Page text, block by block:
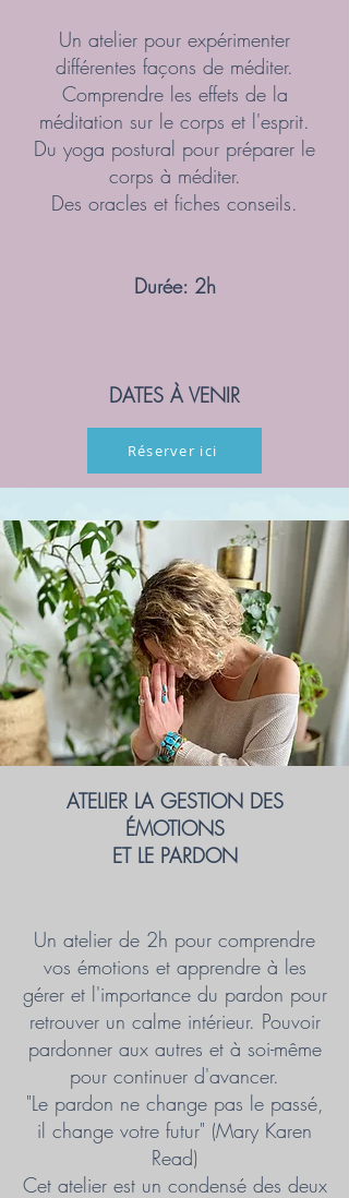
Un atelier pour expérimenter
différentes façons de méditer.
Comprendre les effets de la
méditation sur le corps et l'esprit.
Du yoga postural pour préparer le
corps à méditer.
Des oracles et fiches conseils.
Durée: 2h
DATES À VENIR
Réserver ici
ATELIER LA GESTION DES
ÉMOTIONS
ET LE PARDON
Un atelier de 2h pour comprendre
vos émotions et apprendre à les
gérer et l'importance du pardon pour
retrouver un calme intérieur. Pouvoir
pardonner aux autres et à soi-même
pour continuer d'avancer.
"Le pardon ne change pas le passé,
il change votre futur" (Mary Karen
Read)
Cet atelier est un condensé des deux